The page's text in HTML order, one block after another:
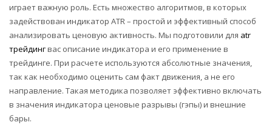
играет важную роль. Есть множество алгоритмов, в которых
задействован индикатор ATR – простой и эффективный способ
анализировать ценовую активность. Мы подготовили для atr
трейдингвас описание индикатора и его применение в
трейдинге. При расчете используются абсолютные значения,
так как необходимо оценить сам факт движения, а не его
направление. Такая методика позволяет эффективно включать
в значения индикатора ценовые разрывы (гэпы) и внешние
бары.